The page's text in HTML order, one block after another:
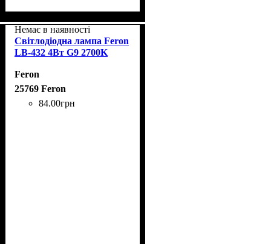
Немає в наявності
Світлодіодна лампа Feron
LB-432 4Вт G9 2700K
Feron
25769 Feron
84.00грн